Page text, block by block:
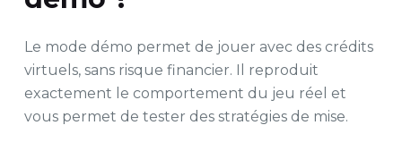
Le mode démo permet de jouer avec des crédits
virtuels, sans risque financier. Il reproduit
exactement le comportement du jeu réel et
vous permet de tester des stratégies de mise.